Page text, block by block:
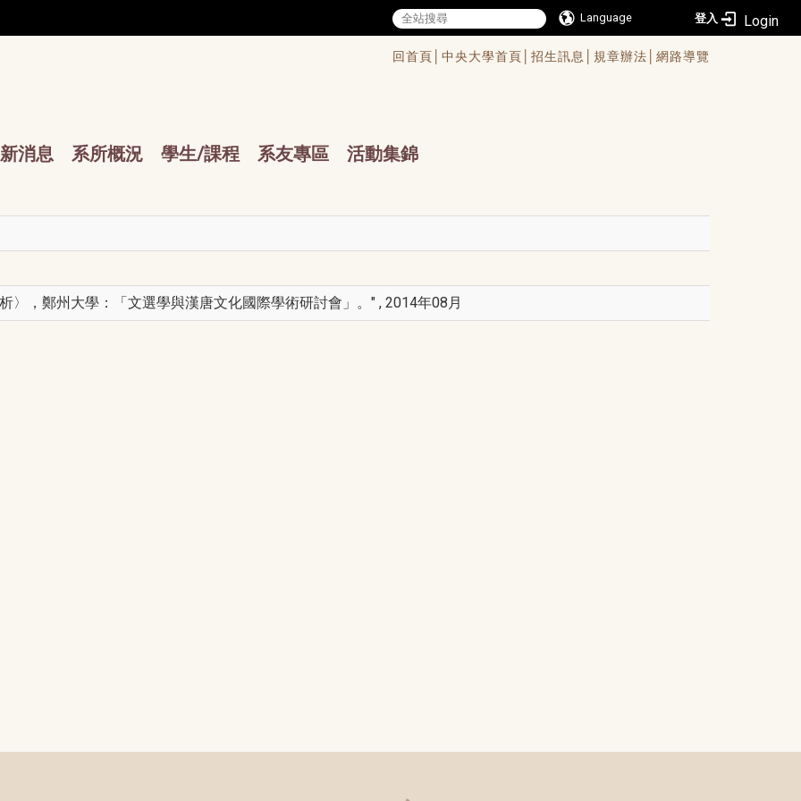
Language 登入
回首頁│ 中央大學首頁│ 招生訊息│ 規章辦法│ 網路導覽
消息 系所概況 學生/課程 系友專區 活動集錦
〉，鄭州大學：「文選學與漢唐文化國際學術研討會」。" , 2014年08月